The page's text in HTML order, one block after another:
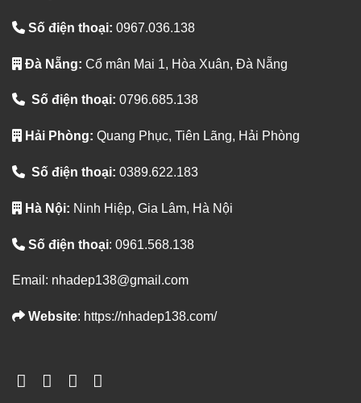
Số điện thoại: 0967.036.138
Đà Nẵng: Cổ mân Mai 1, Hòa Xuân, Đà Nẵng
Số điện thoại: 0796.685.138
Hải Phòng: Quang Phục, Tiên Lãng, Hải Phòng
Số điện thoại: 0389.622.183
Hà Nội: Ninh Hiệp, Gia Lâm, Hà Nội
Số điện thoại: 0961.568.138
Email: nhadep138@gmail.com
Website: https://nhadep138.com/